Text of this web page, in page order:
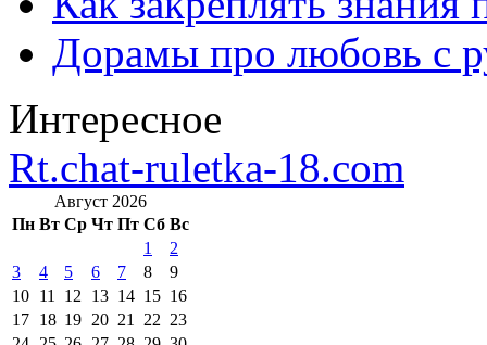
Дорамы про любовь с
Интересное
Rt.chat-ruletka-18.com
Август 2026
Пн Вт Ср Чт Пт Сб Вс
1
2
3
4 5 6 7 8
9
10 11 12 13 14 15 16
17 18 19 20 21 22 23